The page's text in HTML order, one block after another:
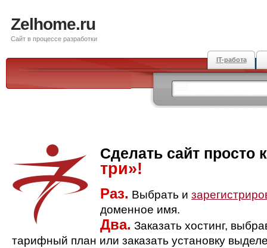
Zelhome.ru
Сайт в процессе разработки
IT-работа
Сделать сайт просто
три»!
Раз. Выбрать и
доменное имя.
Два. Заказать хостинг,
тарифный план или заказать установку